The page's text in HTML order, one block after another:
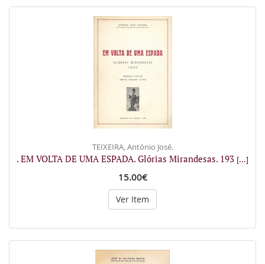
TEIXEIRA, António José.
. EM VOLTA DE UMA ESPADA. Glórias Mirandesas. 193 [...]
15.00€
Ver Item